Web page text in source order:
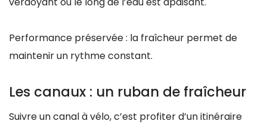
Performance préservée : la fraîcheur permet de
maintenir un rythme constant.
Les canaux : un ruban de fraîcheur
Suivre un canal à vélo, c’est profiter d’un itinéraire